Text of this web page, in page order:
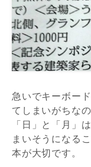
急いでキーボー
てしまいがちな
「日」と「月」
まいそうになる
本が大切です。